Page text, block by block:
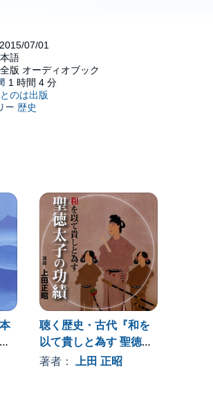
聴く歴史・古代『和を
以て貴しと為す 聖徳太
子の功績』
著者：上田 正昭